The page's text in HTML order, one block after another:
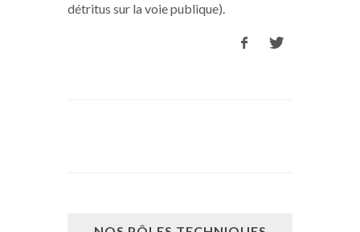
détritus sur la voie publique).